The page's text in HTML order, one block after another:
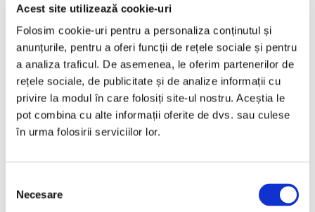
Acest site utilizează cookie-uri
Folosim cookie-uri pentru a personaliza conținutul și
anunțurile, pentru a oferi funcții de rețele sociale și pentru
a analiza traficul. De asemenea, le oferim partenerilor de
rețele sociale, de publicitate și de analize informații cu
privire la modul în care folosiți site-ul nostru. Aceștia le
pot combina cu alte informații oferite de dvs. sau culese
în urma folosirii serviciilor lor.
consimțământului
Necesare
€11.999
Programare vizionare